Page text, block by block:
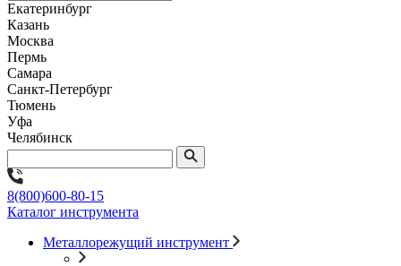
Екатеринбург
Казань
Москва
Пермь
Самара
Санкт-Петербург
Тюмень
Уфа
Челябинск
8(800)600-80-15
Каталог инструмента
Металлорежущий инструмент